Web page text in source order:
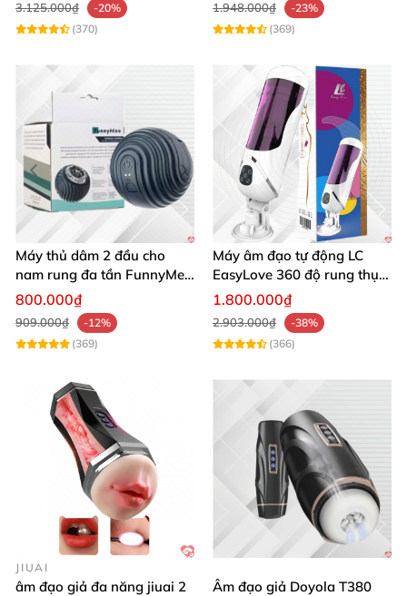
3.125.000₫
-20%
(370)
1.948.000₫
-23%
(369)
Máy thủ dâm 2 đầu cho
nam rung đa tần FunnyMee
Ngụy trang bóng Pokemon
800.000₫
909.000₫
-12%
(369)
Máy âm đạo tự động LC
EasyLove 360 độ rung thụt
đa chức năng sục mạnh
1.800.000₫
2.903.000₫
-38%
(366)
JIUAI
âm đạo giả đa năng jiuai 2
Âm đạo giả Doyola T380